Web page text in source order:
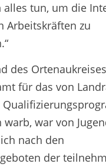
alles tun, um die
Arbeitskräften zu
des
für das von
war von
nach den
der